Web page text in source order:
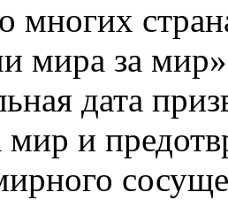
многих
мира за
дата
мир и